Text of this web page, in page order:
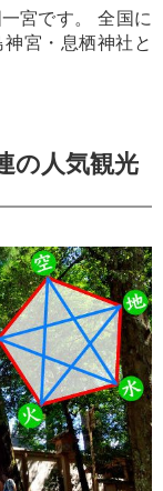
宮です。 全国に
宮・息栖神社と
の人気観光